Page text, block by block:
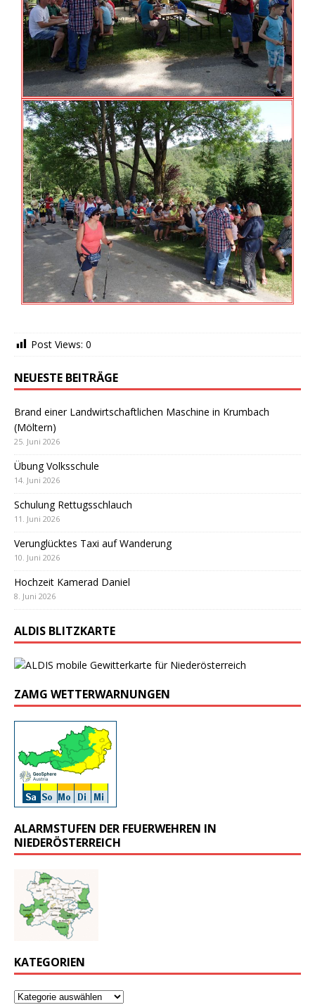
Post Views: 0
NEUESTE BEITRÄGE
Brand einer Landwirtschaftlichen Maschine in Krumbach
(Möltern)
25. Juni 2026
Übung Volksschule
14. Juni 2026
Schulung Rettugsschlauch
11. Juni 2026
Verunglücktes Taxi auf Wanderung
10. Juni 2026
Hochzeit Kamerad Daniel
8. Juni 2026
ALDIS BLITZKARTE
ZAMG WETTERWARNUNGEN
ALARMSTUFEN DER FEUERWEHREN IN
NIEDERÖSTERREICH
KATEGORIEN